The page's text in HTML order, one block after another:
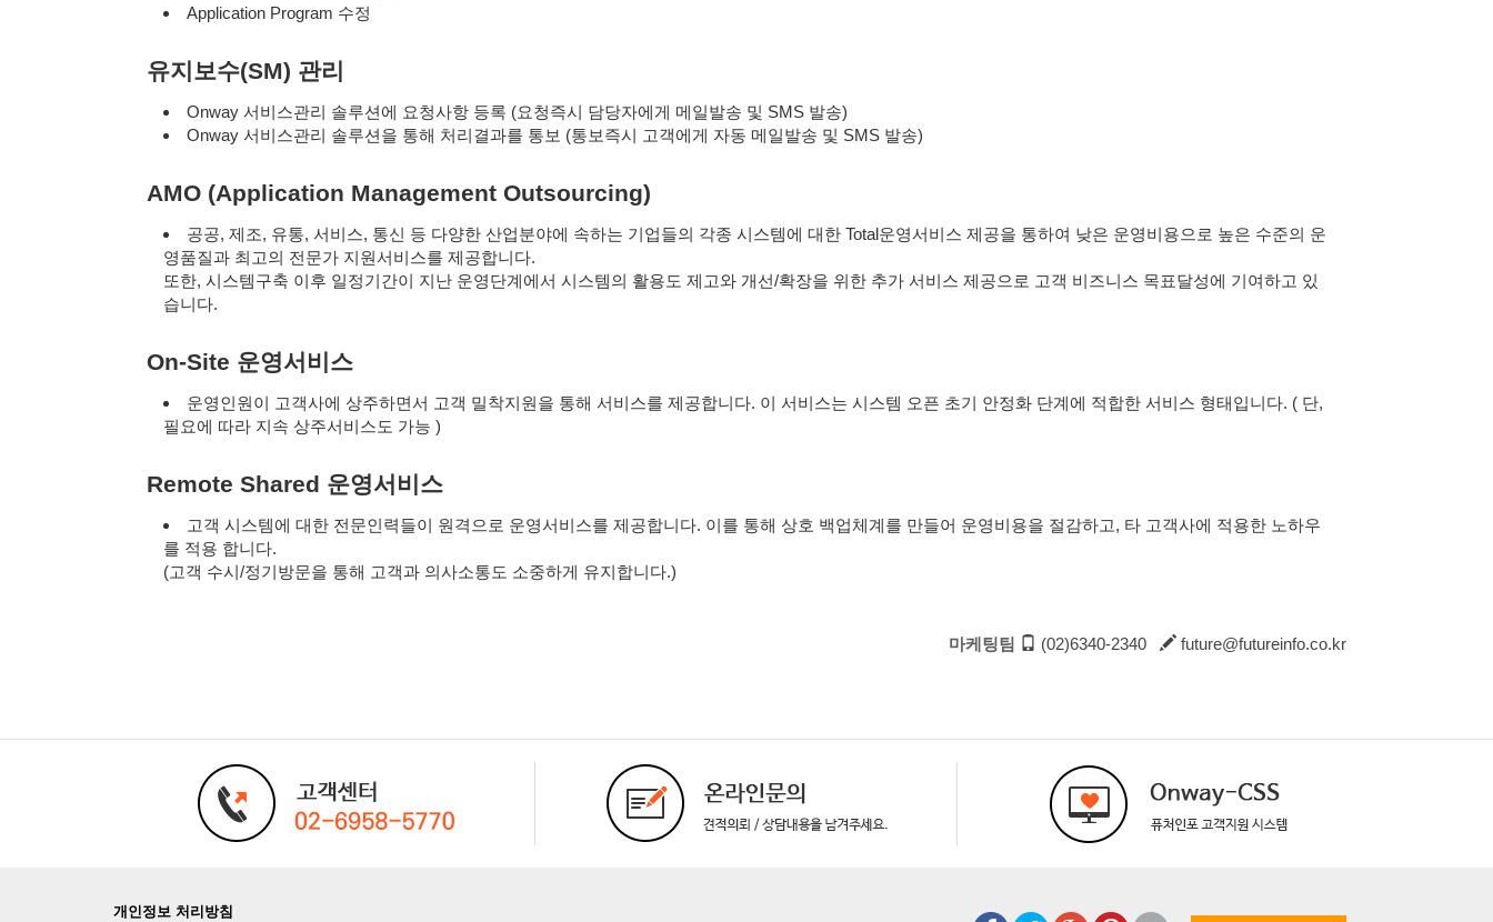
Application Program 수정
유지보수(SM) 관리
Onway 서비스관리 솔루션에 요청사항 등록 (요청즉시 담당자에게 메일발송 및 SMS 발송)
Onway 서비스관리 솔루션을 통해 처리결과를 통보 (통보즉시 고객에게 자동 메일발송 및 SMS 발송)
AMO (Application Management Outsourcing)
공공, 제조, 유통, 서비스, 통신 등 다양한 산업분야에 속하는 기업들의 각종 시스템에 대한 Total운영서비스 제공을 통하여 낮은 운영비용으로 높은 수준의 운
영품질과 최고의 전문가 지원서비스를 제공합니다.
또한, 시스템구축 이후 일정기간이 지난 운영단계에서 시스템의 활용도 제고와 개선/확장을 위한 추가 서비스 제공으로 고객 비즈니스 목표달성에 기여하고 있
습니다.
On-Site 운영서비스
운영인원이 고객사에 상주하면서 고객 밀착지원을 통해 서비스를 제공합니다. 이 서비스는 시스템 오픈 초기 안정화 단계에 적합한 서비스 형태입니다. ( 단,
필요에 따라 지속 상주서비스도 가능 )
Remote Shared 운영서비스
고객 시스템에 대한 전문인력들이 원격으로 운영서비스를 제공합니다. 이를 통해 상호 백업체계를 만들어 운영비용을 절감하고, 타 고객사에 적용한 노하우
를 적용 합니다.
(고객 수시/정기방문을 통해 고객과 의사소통도 소중하게 유지합니다.)
마케팅팀 (02)6340-2340 future@futureinfo.co.kr
개인정보 처리방침